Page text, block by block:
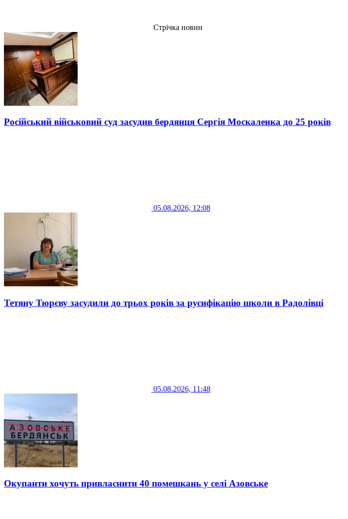
Стрічка новин
Російський військовий суд засудив бердянця Сергія Москаленка до 25 років
05.08.2026, 12:08
Тетяну Тюрєву засудили до трьох років за русифікацію школи в Радолівці
05.08.2026, 11:48
Окупанти хочуть привласнити 40 помешкань у селі Азовське